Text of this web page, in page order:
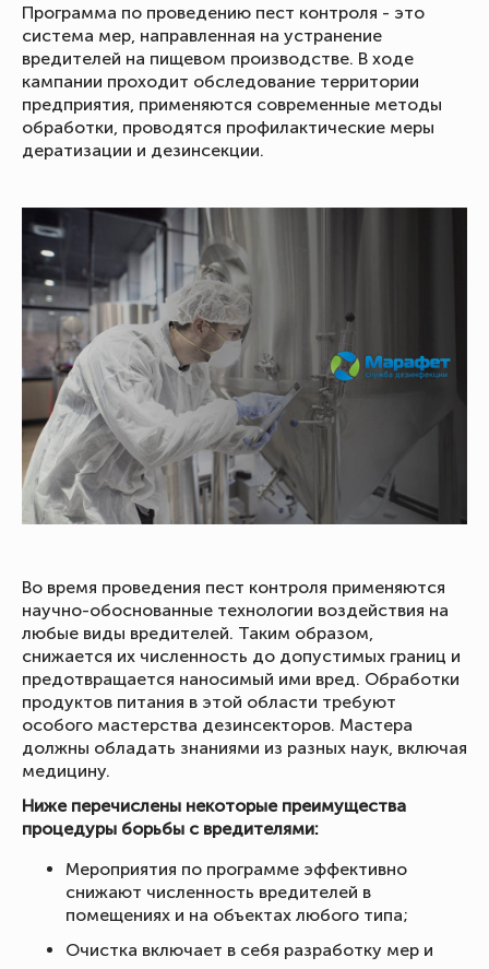
Программа по проведению пест контроля - это
система мер, направленная на устранение
вредителей на пищевом производстве. В ходе
кампании проходит обследование территории
предприятия, применяются современные методы
обработки, проводятся профилактические меры
дератизации и дезинсекции.
Во время проведения пест контроля применяются
научно-обоснованные технологии воздействия на
любые виды вредителей. Таким образом,
снижается их численность до допустимых границ и
предотвращается наносимый ими вред. Обработки
продуктов питания в этой области требуют
особого мастерства дезинсекторов. Мастера
должны обладать знаниями из разных наук, включая
медицину.
Ниже перечислены некоторые преимущества
процедуры борьбы с вредителями:
Мероприятия по программе эффективно
снижают численность вредителей в
помещениях и на объектах любого типа;
Очистка включает в себя разработку мер и